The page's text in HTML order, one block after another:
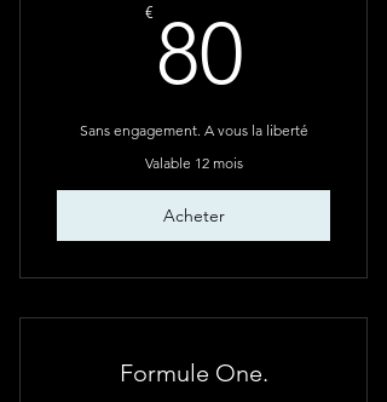
€ 80
Sans engagement. A vous la liberté
Valable 12 mois
Acheter
Formule One.